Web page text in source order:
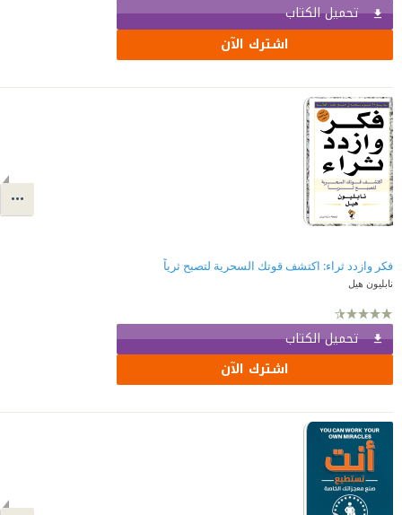
تحميل الكتاب
اشترك الآن
فكر وازدد ثراء: اكتشف قوتك السحرية لتصبح ثرياً
نابليون هيل
تحميل الكتاب
اشترك الآن